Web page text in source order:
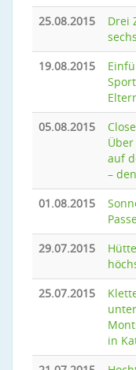
25.08.2015
Drei
19.08.2015
05.08.2015
auf
–
01.08.2015
29.07.2015
25.07.2015
in